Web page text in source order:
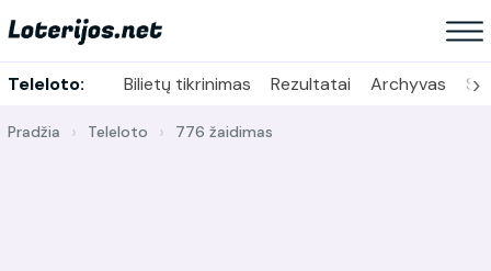
Teleloto: Bilietų tikrinimas Rezultatai Archyvas ›
Pradžia Teleloto 776 žaidimas